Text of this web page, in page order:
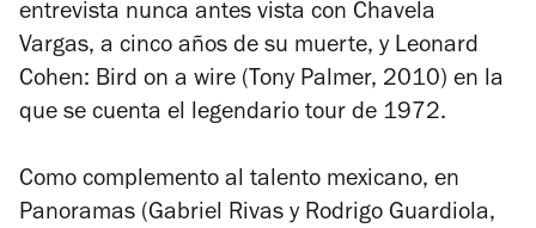
entrevista nunca antes vista con Chavela
Vargas, a cinco años de su muerte, y Leonard
Cohen: Bird on a wire (Tony Palmer, 2010) en la
que se cuenta el legendario tour de 1972.
Como complemento al talento mexicano, en
Panoramas (Gabriel Rivas y Rodrigo Guardiola,